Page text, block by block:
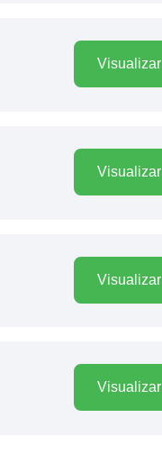
Visualizar
Visualizar
Visualizar
Visualizar